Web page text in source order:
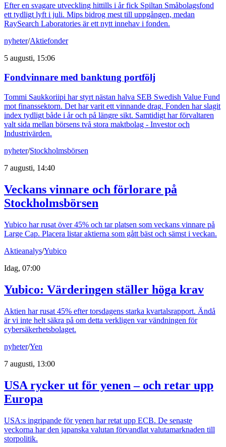
Efter en svagare utveckling hittills i år fick Spiltan Småbolagsfond
ett tydligt lyft i juli. Mips bidrog mest till uppgången, medan
RaySearch Laboratories är ett nytt innehav i fonden.
nyheter/Aktiefonder
5 augusti, 15:06
Fondvinnare med banktung portfölj
Tommi Saukkoriipi har styrt nästan halva SEB Swedish Value Fund
mot finanssektorn. Det har varit ett vinnande drag. Fonden har slagit
index tydligt både i år och på längre sikt. Samtidigt har förvaltaren
valt sida mellan börsens två stora maktbolag - Investor och
Industrivärden.
nyheter/Stockholmsbörsen
7 augusti, 14:40
Veckans vinnare och förlorare på
Stockholmsbörsen
Yubico har rusat över 45% och tar platsen som veckans vinnare på
Large Cap. Placera listar aktierna som gått bäst och sämst i veckan.
Aktieanalys/Yubico
Idag, 07:00
Yubico: Värderingen ställer höga krav
Aktien har rusat 45% efter torsdagens starka kvartalsrapport. Ändå
är vi inte helt säkra på om detta verkligen var vändningen för
cybersäkerhetsbolaget.
nyheter/Yen
7 augusti, 13:00
USA rycker ut för yenen – och retar upp
Europa
USA:s ingripande för yenen har retat upp ECB. De senaste
veckorna har den japanska valutan förvandlat valutamarknaden till
storpolitik.